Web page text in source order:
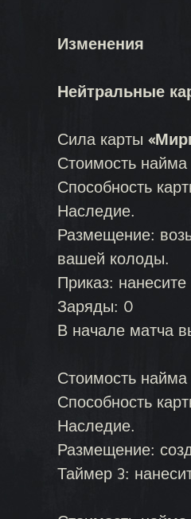
Изменения
Нейтральные
Сила карты
Стоимость найма
Способность
Наследие.
Размещение:
вашей колоды.
Приказ:
Заряды: 0
В начале матча
Стоимость найма
Способность
Наследие.
Размещение:
Таймер 3: